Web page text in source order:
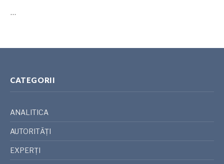
…
CATEGORII
ANALITICA
AUTORITĂȚI
EXPERȚI